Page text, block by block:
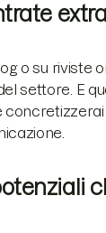
extra
o su riviste
settore. E